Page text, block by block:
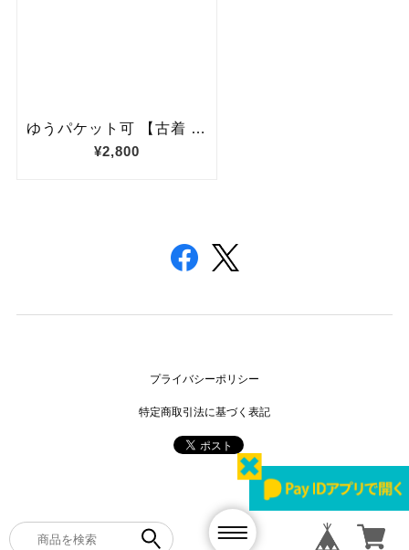
プライバシーポリシー
特定商取引法に基づく表記